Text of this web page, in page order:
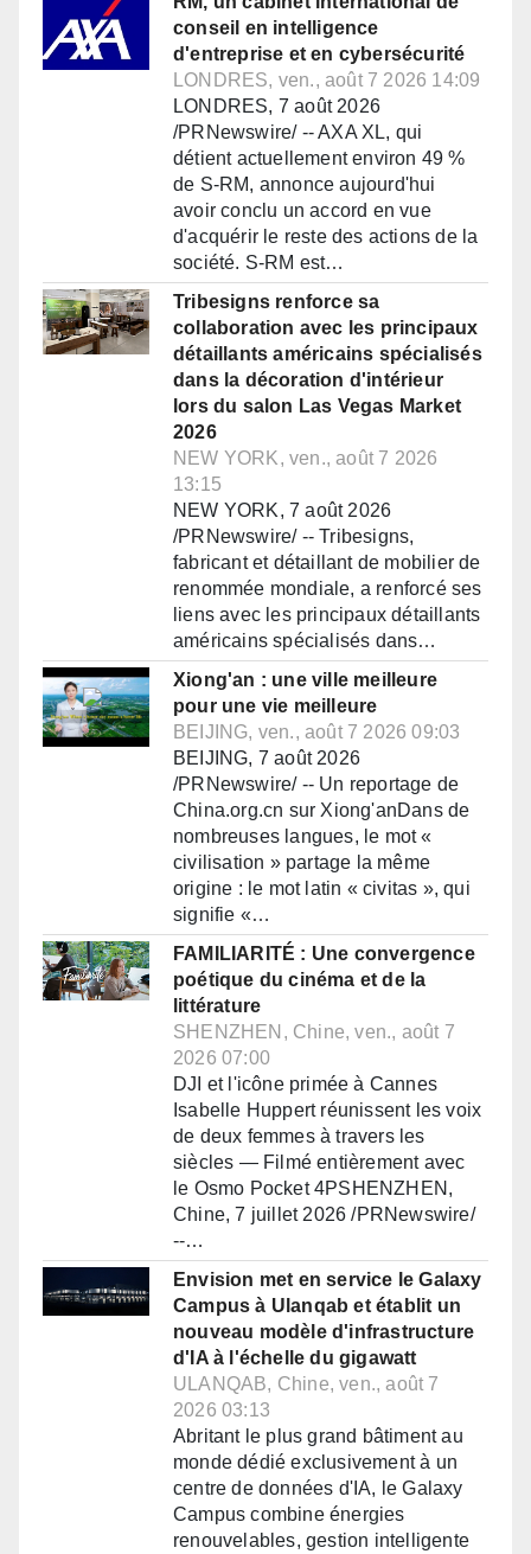
conseil en intelligence
d'entreprise et en cybersécurité
LONDRES, ven., août 7 2026 14:09
LONDRES, 7 août 2026
/PRNewswire/ -- AXA XL, qui
détient actuellement environ 49 %
de S-RM, annonce aujourd'hui
avoir conclu un accord en vue
d'acquérir le reste des actions de la
société. S-RM est…
Tribesigns renforce sa
collaboration avec les principaux
détaillants américains spécialisés
dans la décoration d'intérieur
lors du salon Las Vegas Market
2026
NEW YORK, ven., août 7 2026
13:15
NEW YORK, 7 août 2026
/PRNewswire/ -- Tribesigns,
fabricant et détaillant de mobilier de
renommée mondiale, a renforcé ses
liens avec les principaux détaillants
américains spécialisés dans…
Xiong'an : une ville meilleure
pour une vie meilleure
BEIJING, ven., août 7 2026 09:03
BEIJING, 7 août 2026
/PRNewswire/ -- Un reportage de
China.org.cn sur Xiong'anDans de
nombreuses langues, le mot «
civilisation » partage la même
origine : le mot latin « civitas », qui
signifie «…
FAMILIARITÉ : Une convergence
poétique du cinéma et de la
littérature
SHENZHEN, Chine, ven., août 7
2026 07:00
DJI et l'icône primée à Cannes
Isabelle Huppert réunissent les voix
de deux femmes à travers les
siècles — Filmé entièrement avec
le Osmo Pocket 4PSHENZHEN,
Chine, 7 juillet 2026 /PRNewswire/
--…
Envision met en service le Galaxy
Campus à Ulanqab et établit un
nouveau modèle d'infrastructure
d'IA à l'échelle du gigawatt
ULANQAB, Chine, ven., août 7
2026 03:13
Abritant le plus grand bâtiment au
monde dédié exclusivement à un
centre de données d'IA, le Galaxy
Campus combine énergies
renouvelables, gestion intelligente